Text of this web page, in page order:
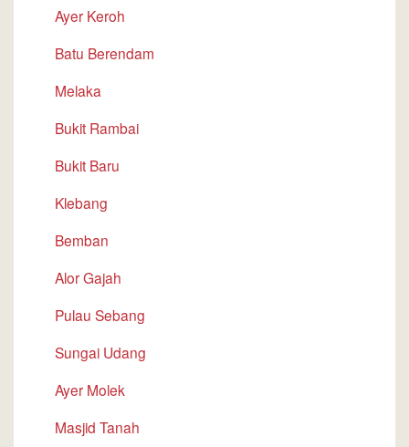
Ayer Keroh
Batu Berendam
Melaka
Bukit Rambai
Bukit Baru
Klebang
Bemban
Alor Gajah
Pulau Sebang
Sungai Udang
Ayer Molek
Masjid Tanah